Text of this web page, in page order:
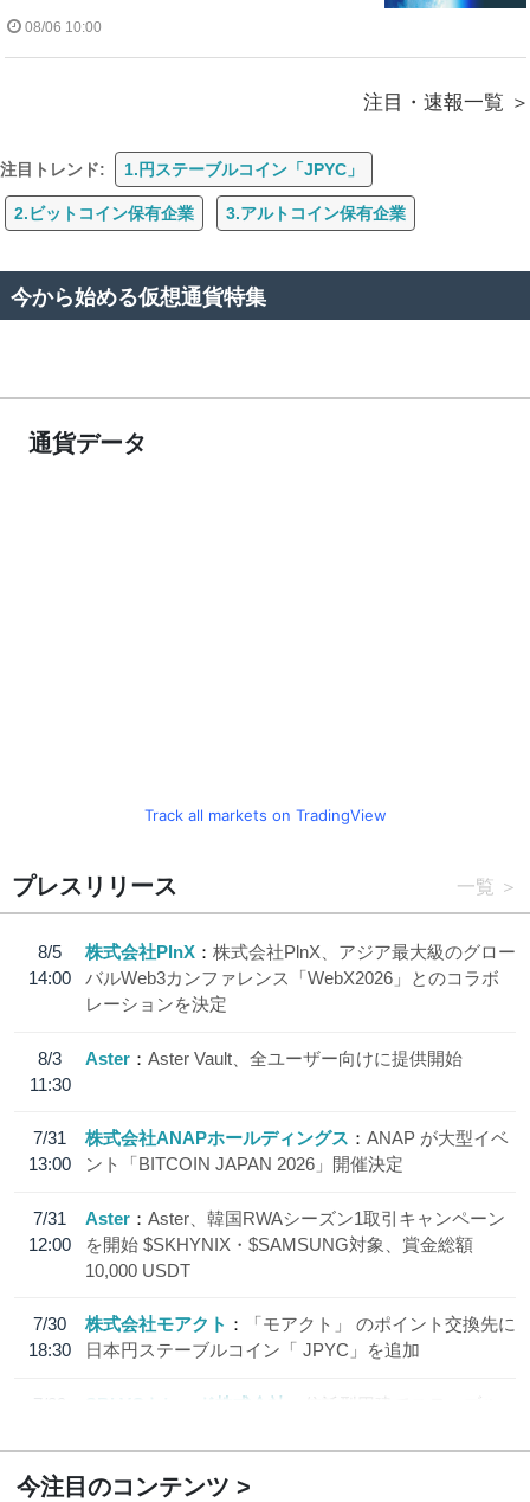
08/06 10:00
注目・速報一覧
注目トレンド: 1.円ステーブルコイン「JPYC」
2.ビットコイン保有企業 3.アルトコイン保有企業
今から始める仮想通貨特集
通貨データ
Track all markets on TradingView
プレスリリース 一覧
8/5
14:00
株式会社PlnX
株式会社PlnX、アジア最大級のグロー
バルWeb3カンファレンス「WebX2026」とのコラボ
レーションを決定
8/3
11:30
Aster Aster Vault、全ユーザー向けに提供開始
7/31
13:00
株式会社ANAPホールディングス
ANAP が大型イベ
ント「BITCOIN JAPAN 2026」開催決定
7/31
12:00
Aster
Aster、韓国RWAシーズン1取引キャンペーン
を開始 $SKHYNIX・$SAMSUNG対象、賞金総額
10,000 USDT
7/30
18:30
株式会社モアクト
「モアクト」 のポイント交換先に
日本円ステーブルコイン「 JPYC」を追加
7/29
SBI VCトレード株式会社
信託型円建てステーブル
今注目のコンテンツ